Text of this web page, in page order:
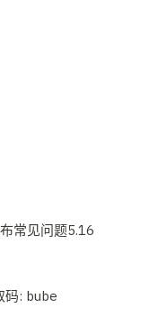
常见问题5.16
码: bube